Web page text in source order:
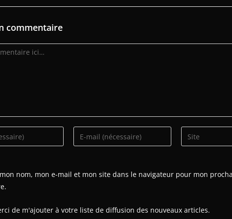
commentaire
nom, mon e-mail et mon site dans le navigateur pour mon
de m'ajouter à votre liste de diffusion des nouveaux articles.